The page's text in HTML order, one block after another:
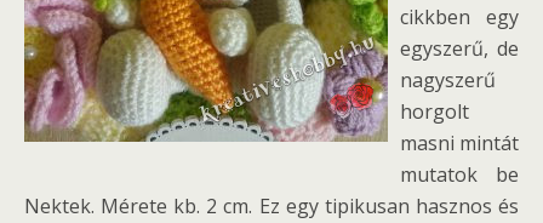
cikkben egy
egyszerű, de
nagyszerű
horgolt
masni mintát
mutatok be
Nektek. Mérete kb. 2 cm. Ez egy tipikusan hasznos és